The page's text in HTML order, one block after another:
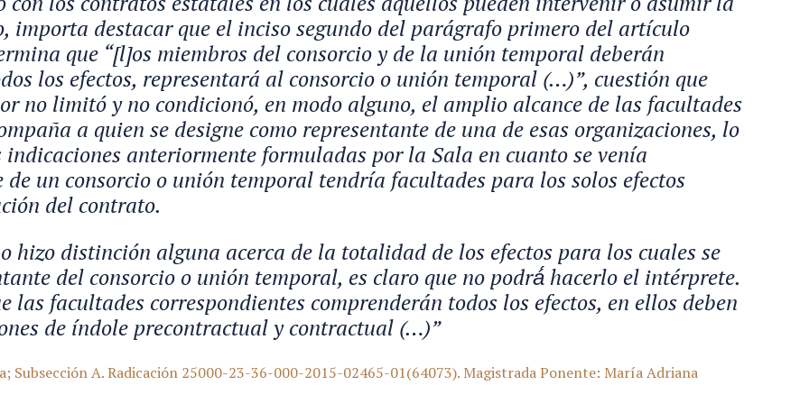
importa destacar que el inciso segundo del parágrafo primero del artículo
que “[l]os miembros del consorcio y de la unión temporal deberán
los efectos, representará al consorcio o unión temporal (…)”, cuestión que
no limitó y no condicionó, en modo alguno, el amplio alcance de las facultades
a quien se designe como representante de una de esas organizaciones, lo
anteriormente formuladas por la Sala en cuanto se venía
de un consorcio o unión temporal tendría facultades para los solos efectos
del contrato.
hizo distinción alguna acerca de la totalidad de los efectos para los cuales se
del consorcio o unión temporal, es claro que no podrá́ hacerlo el intérprete.
las facultades correspondientes comprenderán todos los efectos, en ellos deben
de índole precontractual y contractual (…)”
Subsección A. Radicación 25000-23-36-000-2015-02465-01(64073). Magistrada Ponente: María Adriana